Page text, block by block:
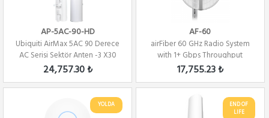
AP-5AC-90-HD
Ubiquiti AirMax 5AC 90 Derece
AC Serisi Sektör Anten -3 X30
DERECE
24,757.30 ₺
AF-60
airFiber 60 GHz Radio System
with 1+ Gbps Throughput
17,755.23 ₺
YOLDA
END OF
LIFE